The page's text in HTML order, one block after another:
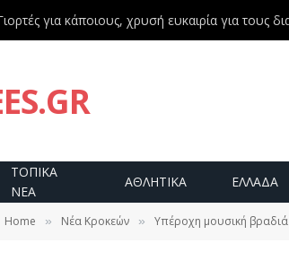
για κάποιους, χρυσή ευκαιρία για τους
ΤΟΠΙΚΑ
ΝΕΑ
ΑΘΛΗΤΙΚΑ ΕΛΛΑΔΑ
Home » Νέα Κροκεών » Υπέροχη μουσική βραδιά